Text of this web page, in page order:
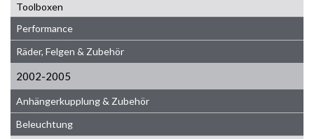
Toolboxen
Performance
Räder, Felgen & Zubehör
2002-2005
Anhängerkupplung & Zubehör
Beleuchtung